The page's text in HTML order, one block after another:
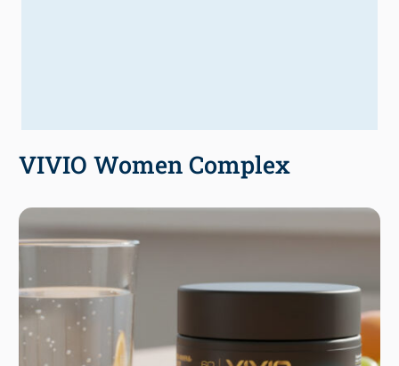
VIVIO Women Complex